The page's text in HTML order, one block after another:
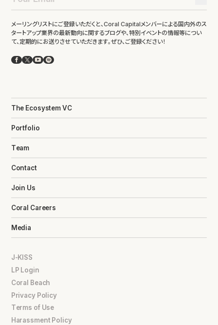
メーリングリストにご登録いただくと、Coral Capitalメンバーによる国内外のス
タートアップ業界の最新動向に関するブログや、特別イベントの情報等につい
て、定期的にお送りさせていただきます。ぜひ、ご登録ください！
Facebook
X YouTube
Spotify
The Ecosystem VC
Portfolio
Team
Contact
Join Us
Coral Careers
Media
J-KISS
LP Login
Coral Beach
Privacy Policy
Terms of Use
Harassment Policy